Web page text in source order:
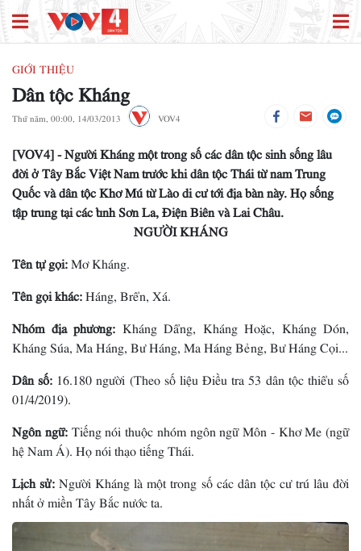
GIỚI THIỆU
Dân tộc Kháng
Thứ năm, 00:00, 14/03/2013 VOV4
[VOV4] - Người Kháng một trong số các dân tộc sinh sống lâu
đời ở Tây Bắc Việt Nam trước khi dân tộc Thái từ nam Trung
Quốc và dân tộc Khơ Mú từ Lào di cư tới địa bàn này. Họ sống
tập trung tại các tỉnh Sơn La, Điện Biên và Lai Châu.
NGƯỜI KHÁNG
Tên tự gọi:Mơ Kháng.
Tên gọi khác:Háng, Brển, Xá.
Nhóm địa phương: Kháng Dẩng, Kháng Hoặc, Kháng Dón,
Kháng Súa, Ma Háng, Bư Háng, Ma Háng Bẻng, Bư Háng Cọi...
Dân số: 16.180 người (Theo số liệu Điều tra 53 dân tộc thiểu số
01/4/2019).
Ngôn ngữ:Tiếng nói thuộc nhóm ngôn ngữ Môn - Khơ Me (ngữ
hệ Nam Á). Họ nói thạo tiếng Thái.
Lịch sử:Người Kháng là một trong số các dân tộc cư trú lâu đời
nhất ở miền Tây Bắc nước ta.